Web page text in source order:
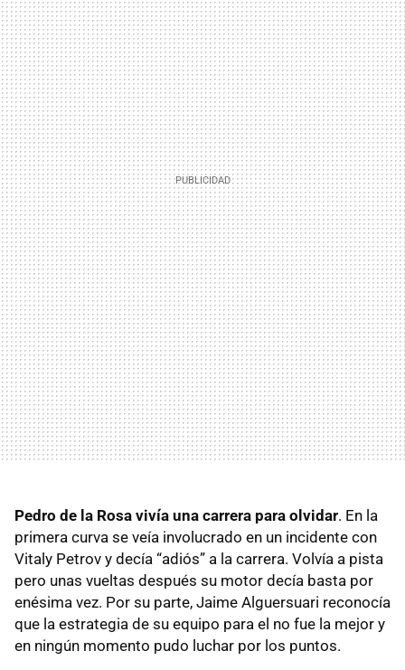
Pedro de la Rosa vivía una carrera para olvidar. En la
primera curva se veía involucrado en un incidente con
Vitaly Petrov y decía “adiós” a la carrera. Volvía a pista
pero unas vueltas después su motor decía basta por
enésima vez. Por su parte, Jaime Alguersuari reconocía
que la estrategia de su equipo para el no fue la mejor y
en ningún momento pudo luchar por los puntos.